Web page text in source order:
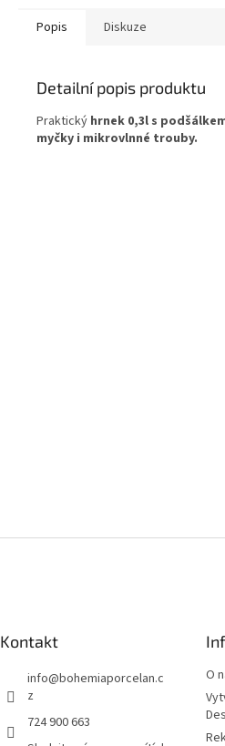
Popis Diskuze
Detailní popis produktu
Praktický hrnek 0,3l s
myčky i mikrovlnné trouby.
Kontakt
info@bohemiaporcelan.c
z
724 900 663
O